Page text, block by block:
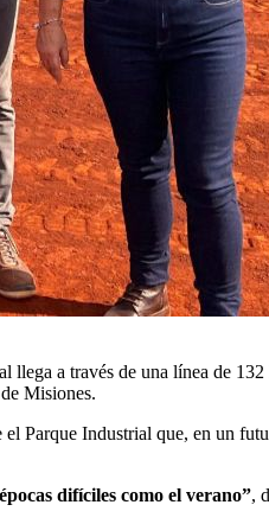
a través de una línea de
Misiones.
Parque Industrial que, en un
difíciles como el verano”,